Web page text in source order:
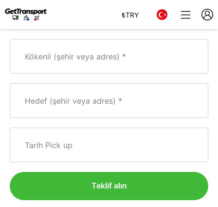
₺TRY
Kökenli (şehir veya adres)
Hedef (şehir veya adres)
Tarih Pick up
Teklif alın